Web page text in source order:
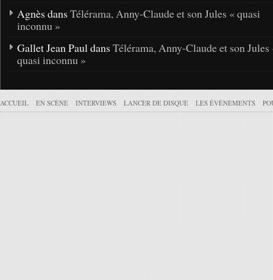
Agnès dans Télérama, Anny-Claude et son Jules « quasi
inconnu »
Gallet Jean Paul dans Télérama, Anny-Claude et son Jules
quasi inconnu »
ACCUEIL EN SCÈNE INTERVIEWS LANCER DE DISQUE LES ÉVÉNEMENTS